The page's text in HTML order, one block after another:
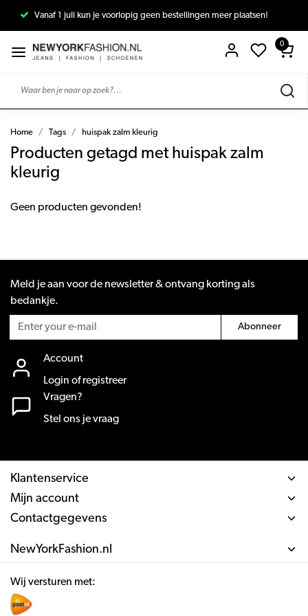
Vanaf 1 juli kun je voorlopig geen bestellingen meer plaatsen!
0
Home Tags huispak zalm kleurig
Producten getagd met huispak zalm
kleurig
Geen producten gevonden!
Meld je aan voor de newsletter & ontvang korting als
bedankje.
Abonneer
Account
Login of registreer
Vragen?
Stel ons je vraag
Klantenservice
Mijn account
Contactgegevens
NewYorkFashion.nl
Wij versturen met: